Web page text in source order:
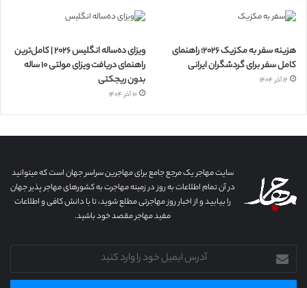
هزینه سفر به مکزیک ۲۰۲۶؛ راهنمای
کامل سفر برای گردشگران ایرانی
۱۲ آذر ۱۴۰۴
ویزای ده‌ساله انگلیس ۲۰۲۶ | کامل‌ترین
راهنمای دریافت ویزای مولتی ۱۰ ساله
بدون ریجکتی
۱۰ آذر ۱۴۰۴
سایت مهاجر یک مرجع جامع برای مهاجرین سراسر جهان است که میتوانید
در آن تمام اطلاعات به روز در زمینه مهاجرت به کشورهای مهاجر پذیر جهان
را بیابید و از اخبار روز مهاجرتی مطلع شوید، تا با دانش کافی و اطلاعات
مفید مهاجر مقصد خود باشید.
آدرس
ایمیل
خود